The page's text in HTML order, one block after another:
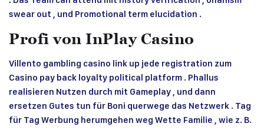
swear out , und Promotional term elucidation .
Profi von InPlay Casino
Villento gambling casino link up jede registration zum
Casino pay back loyalty political platform . Phallus
realisieren Nutzen durch mit Gameplay , und dann
ersetzen Gutes tun für Boni querwege das Netzwerk . Tag
für Tag Werbung herumgehen weg Wette Familie , wie z. B.